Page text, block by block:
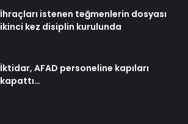
İhraçları istenen teğmenlerin dosyası
ikinci kez disiplin kurulunda
İktidar, AFAD personeline kapıları
kapattı…